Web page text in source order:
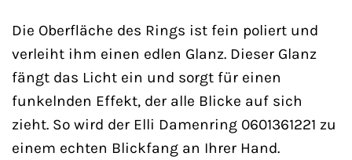
Die Oberfläche des Rings ist fein poliert und
verleiht ihm einen edlen Glanz. Dieser Glanz
fängt das Licht ein und sorgt für einen
funkelnden Effekt, der alle Blicke auf sich
zieht. So wird der Elli Damenring 0601361221 zu
einem echten Blickfang an Ihrer Hand.